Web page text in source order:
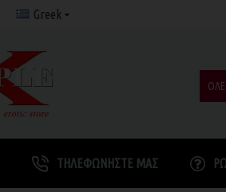
Greek
ΤΗΛΕΦΩΝΉΣΤΕ ΜΑΣ